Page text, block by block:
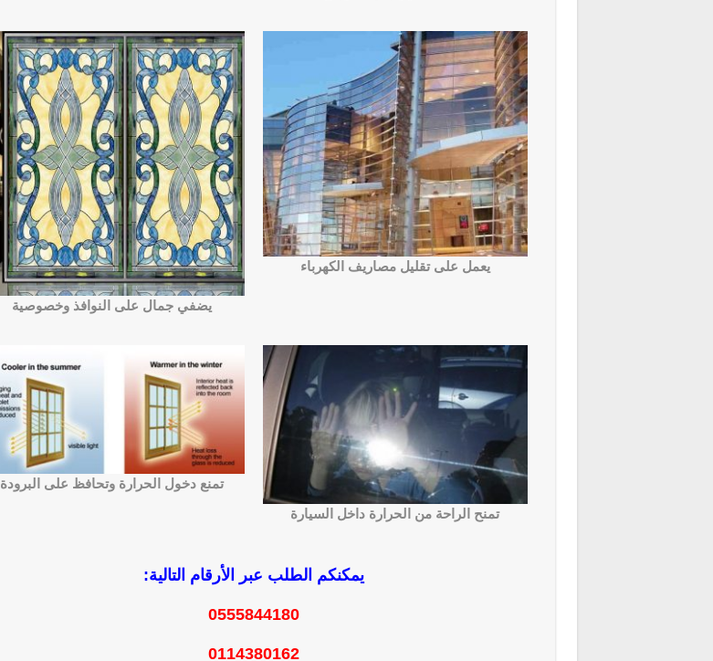
يعمل على تقليل مصاريف الكهرباء
يضفي جمال على النوافذ وخصوصية
تمنح الراحة من الحرارة داخل السيارة
تمنع دخول الحرارة وتحافظ على البرودة
يمكنكم الطلب عبر الأرقام التالية:
0555844180
0114380162